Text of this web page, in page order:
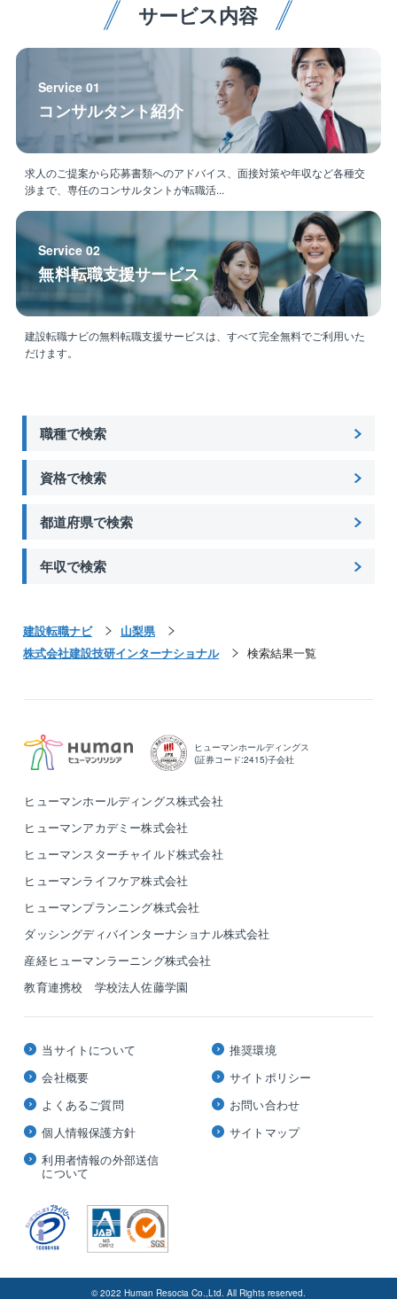
サービス内容
Service 01
コンサルタント紹介
求人のご提案から応募書類へのアドバイス、面接対策や年収など各種交
渉まで、専任のコンサルタントが転職活...
Service 02
無料転職支援サービス
建設転職ナビの無料転職支援サービスは、すべて完全無料でご利用いた
だけます。
職種で検索
資格で検索
都道府県で検索
年収で検索
建設転職ナビ
山梨県
株式会社建設技研インターナショナル
検索結果一覧
ヒューマンホールディングス
(証券コード:2415)子会社
ヒューマンホールディングス株式会社
ヒューマンアカデミー株式会社
ヒューマンスターチャイルド株式会社
ヒューマンライフケア株式会社
ヒューマンプランニング株式会社
ダッシングディバインターナショナル株式会社
産経ヒューマンラーニング株式会社
教育連携校 学校法人佐藤学園
当サイトについて
会社概要
よくあるご質問
個人情報保護方針
利用者情報の外部送信
について
推奨環境
サイトポリシー
お問い合わせ
サイトマップ
© 2022 Human Resocia Co.,Ltd. All Rights reserved.